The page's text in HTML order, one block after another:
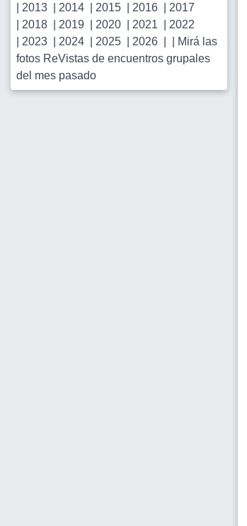
2013 2014 2015 2016
2017
2018 2019 2020 2021
2022
2023 2024 2025 2026
Mirá las
fotos ReVistas de encuentros grupales
del mes pasado